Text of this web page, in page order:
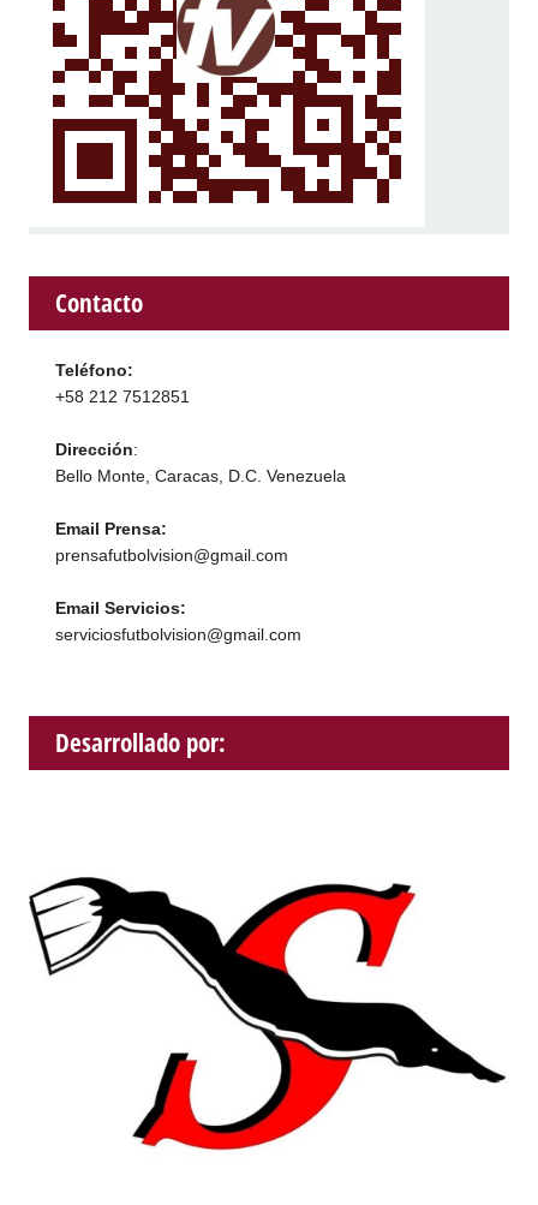
Contacto
Teléfono:
+58 212 7512851
Dirección:
Bello Monte, Caracas, D.C. Venezuela
Email Prensa:
prensafutbolvision@gmail.com
Email Servicios:
serviciosfutbolvision@gmail.com
Desarrollado por: